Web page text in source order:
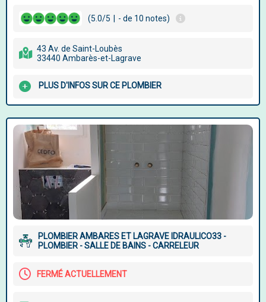
(5.0/5 - de 10 notes)
43 Av. de Saint-Loubès
33440 Ambarès-et-Lagrave
PLUS D'INFOS SUR CE PLOMBIER
PLOMBIER AMBARES ET LAGRAVE IDRAULICO33 -
PLOMBIER - SALLE DE BAINS - CARRELEUR
FERMÉ ACTUELLEMENT